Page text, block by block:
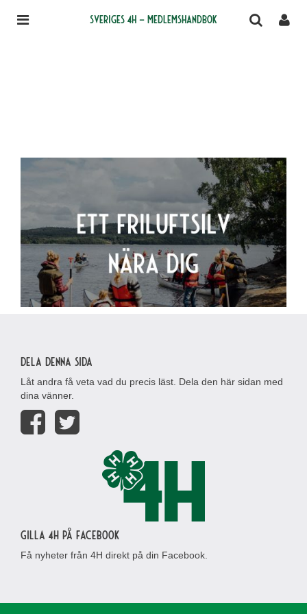
Sveriges 4H – medlemshandbok
Dela denna sida
Låt andra få veta vad du precis läst. Dela den här sidan med
dina vänner.
Gilla 4H på Facebook
Få nyheter från 4H direkt på din Facebook.